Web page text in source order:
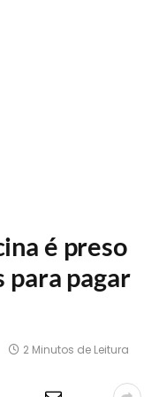
é preso
para pagar
2 Minutos de Leitura